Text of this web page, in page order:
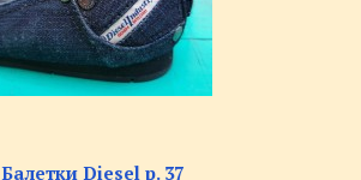
Балетки Diesel р. 37